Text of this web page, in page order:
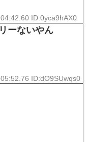
ID:0yca9hAX0
ーないやん
ID:dO9SUwqs0